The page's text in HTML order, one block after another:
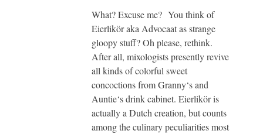
What? Excuse me? You think of
Eierlikör aka Advocaat as strange
gloopy stuff? Oh please, rethink.
After all, mixologists presently revive
all kinds of colorful sweet
concoctions from Granny‘s and
Auntie‘s drink cabinet. Eierlikör is
actually a Dutch creation, but counts
among the culinary peculiarities most